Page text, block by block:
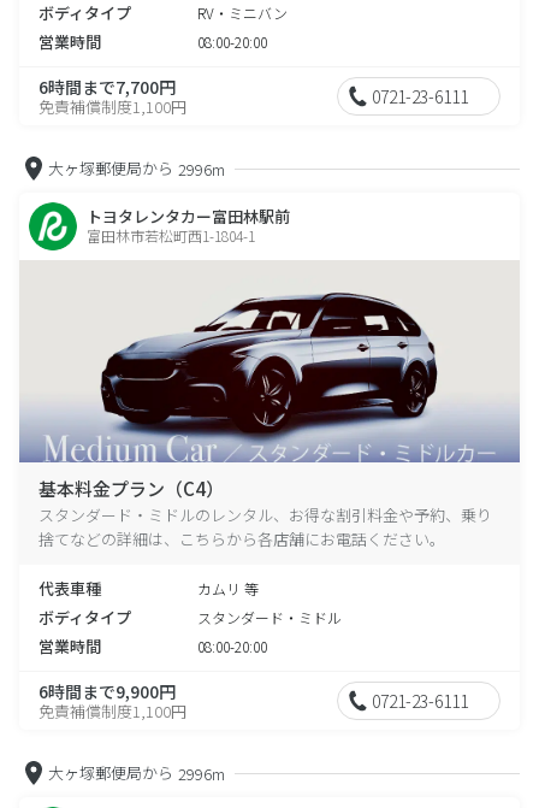
ボディタイプ RV・ミニバン
営業時間 08:00-20:00
6時間まで7,700円
免責補償制度1,100円 0721-23-6111
大ヶ塚郵便局から 2996m
トヨタレンタカー富田林駅前
富田林市若松町西1-1804-1
基本料金プラン（C4）
スタンダード・ミドルのレンタル、お得な割引料金や予約、乗り
捨てなどの詳細は、こちらから各店舗にお電話ください。
代表車種 カムリ 等
ボディタイプ スタンダード・ミドル
営業時間 08:00-20:00
6時間まで9,900円
免責補償制度1,100円 0721-23-6111
大ヶ塚郵便局から 2996m